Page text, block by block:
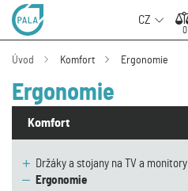
CZ
0
Úvod Komfort Ergonomie
Ergonomie
Komfort
Držáky a stojany na TV a monitory
Ergonomie